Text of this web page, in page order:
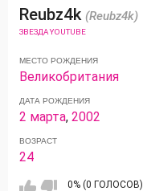
Reubz4k (Reubz4k)
ЗВЕЗДА YOUTUBE
МЕСТО РОЖДЕНИЯ
Великобритания
ДАТА РОЖДЕНИЯ
2 марта,2002
ВОЗРАСТ
24
0% (0 ГОЛОСОВ)